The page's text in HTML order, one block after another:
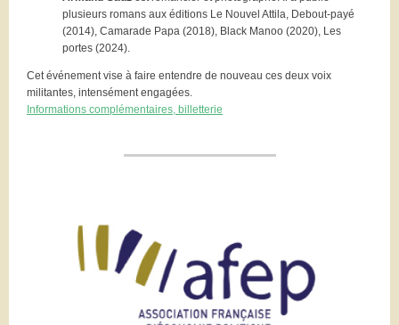
plusieurs romans aux éditions Le Nouvel Attila, Debout-payé
(2014), Camarade Papa (2018), Black Manoo (2020), Les
portes (2024).
Cet événement vise à faire entendre de nouveau ces deux voix
militantes, intensément engagées.
Informations complémentaires, billetterie